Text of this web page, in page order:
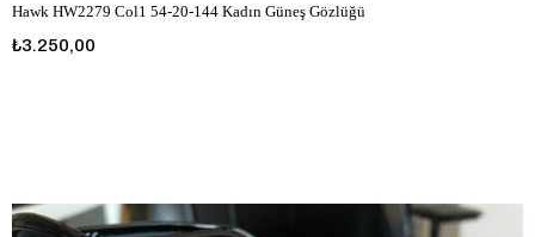
Hawk HW2279 Col1 54-20-144 Kadın Güneş Gözlüğü
₺3.250,00